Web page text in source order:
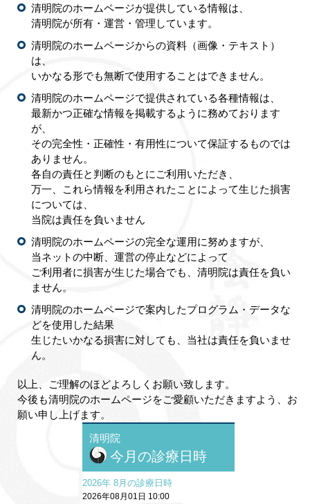
清明院のホームページが提供している情報は、
清明院が所有・運営・管理しています。
清明院のホームページからの資料（画像・テキスト）
は、
いかなる形でも無断で使用することはできません。
清明院のホームページで提供されている各種情報は、
最新かつ正確な情報を掲載するように務めております
が、
その完全性・正確性・有用性について保証するものでは
ありません。
各自の責任と判断のもとにご利用いただき、
万一、これら情報を利用されたことによって生じた損害
については、
当院は責任を負いません
清明院のホームページの完全な運用に努めますが、
当ネットの中断、運営の停止などによって
ご利用者に損害が生じた場合でも、清明院は責任を負い
ません。
清明院のホームページで案内したプログラム・データな
どを使用した結果
生じたいかなる損害に対しても、当社は責任を負いませ
ん。
以上、ご理解のほどよろしくお願い致します。
今後も清明院のホームページをご愛顧いただきますよう、お
願い申し上げます。
清明院
今月の診療日時
2026年 8月の診療日時
2026年08月01日 10:00